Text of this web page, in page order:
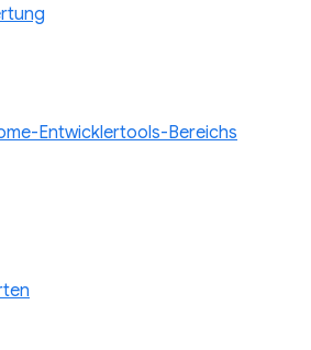
Entwicklertools-Bereichs